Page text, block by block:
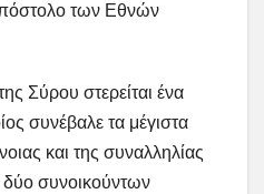
των Εθνών
Σύρου στερείται ένα
συνέβαλε τα μέγιστα
και της συναλληλίας
συνοικούντων